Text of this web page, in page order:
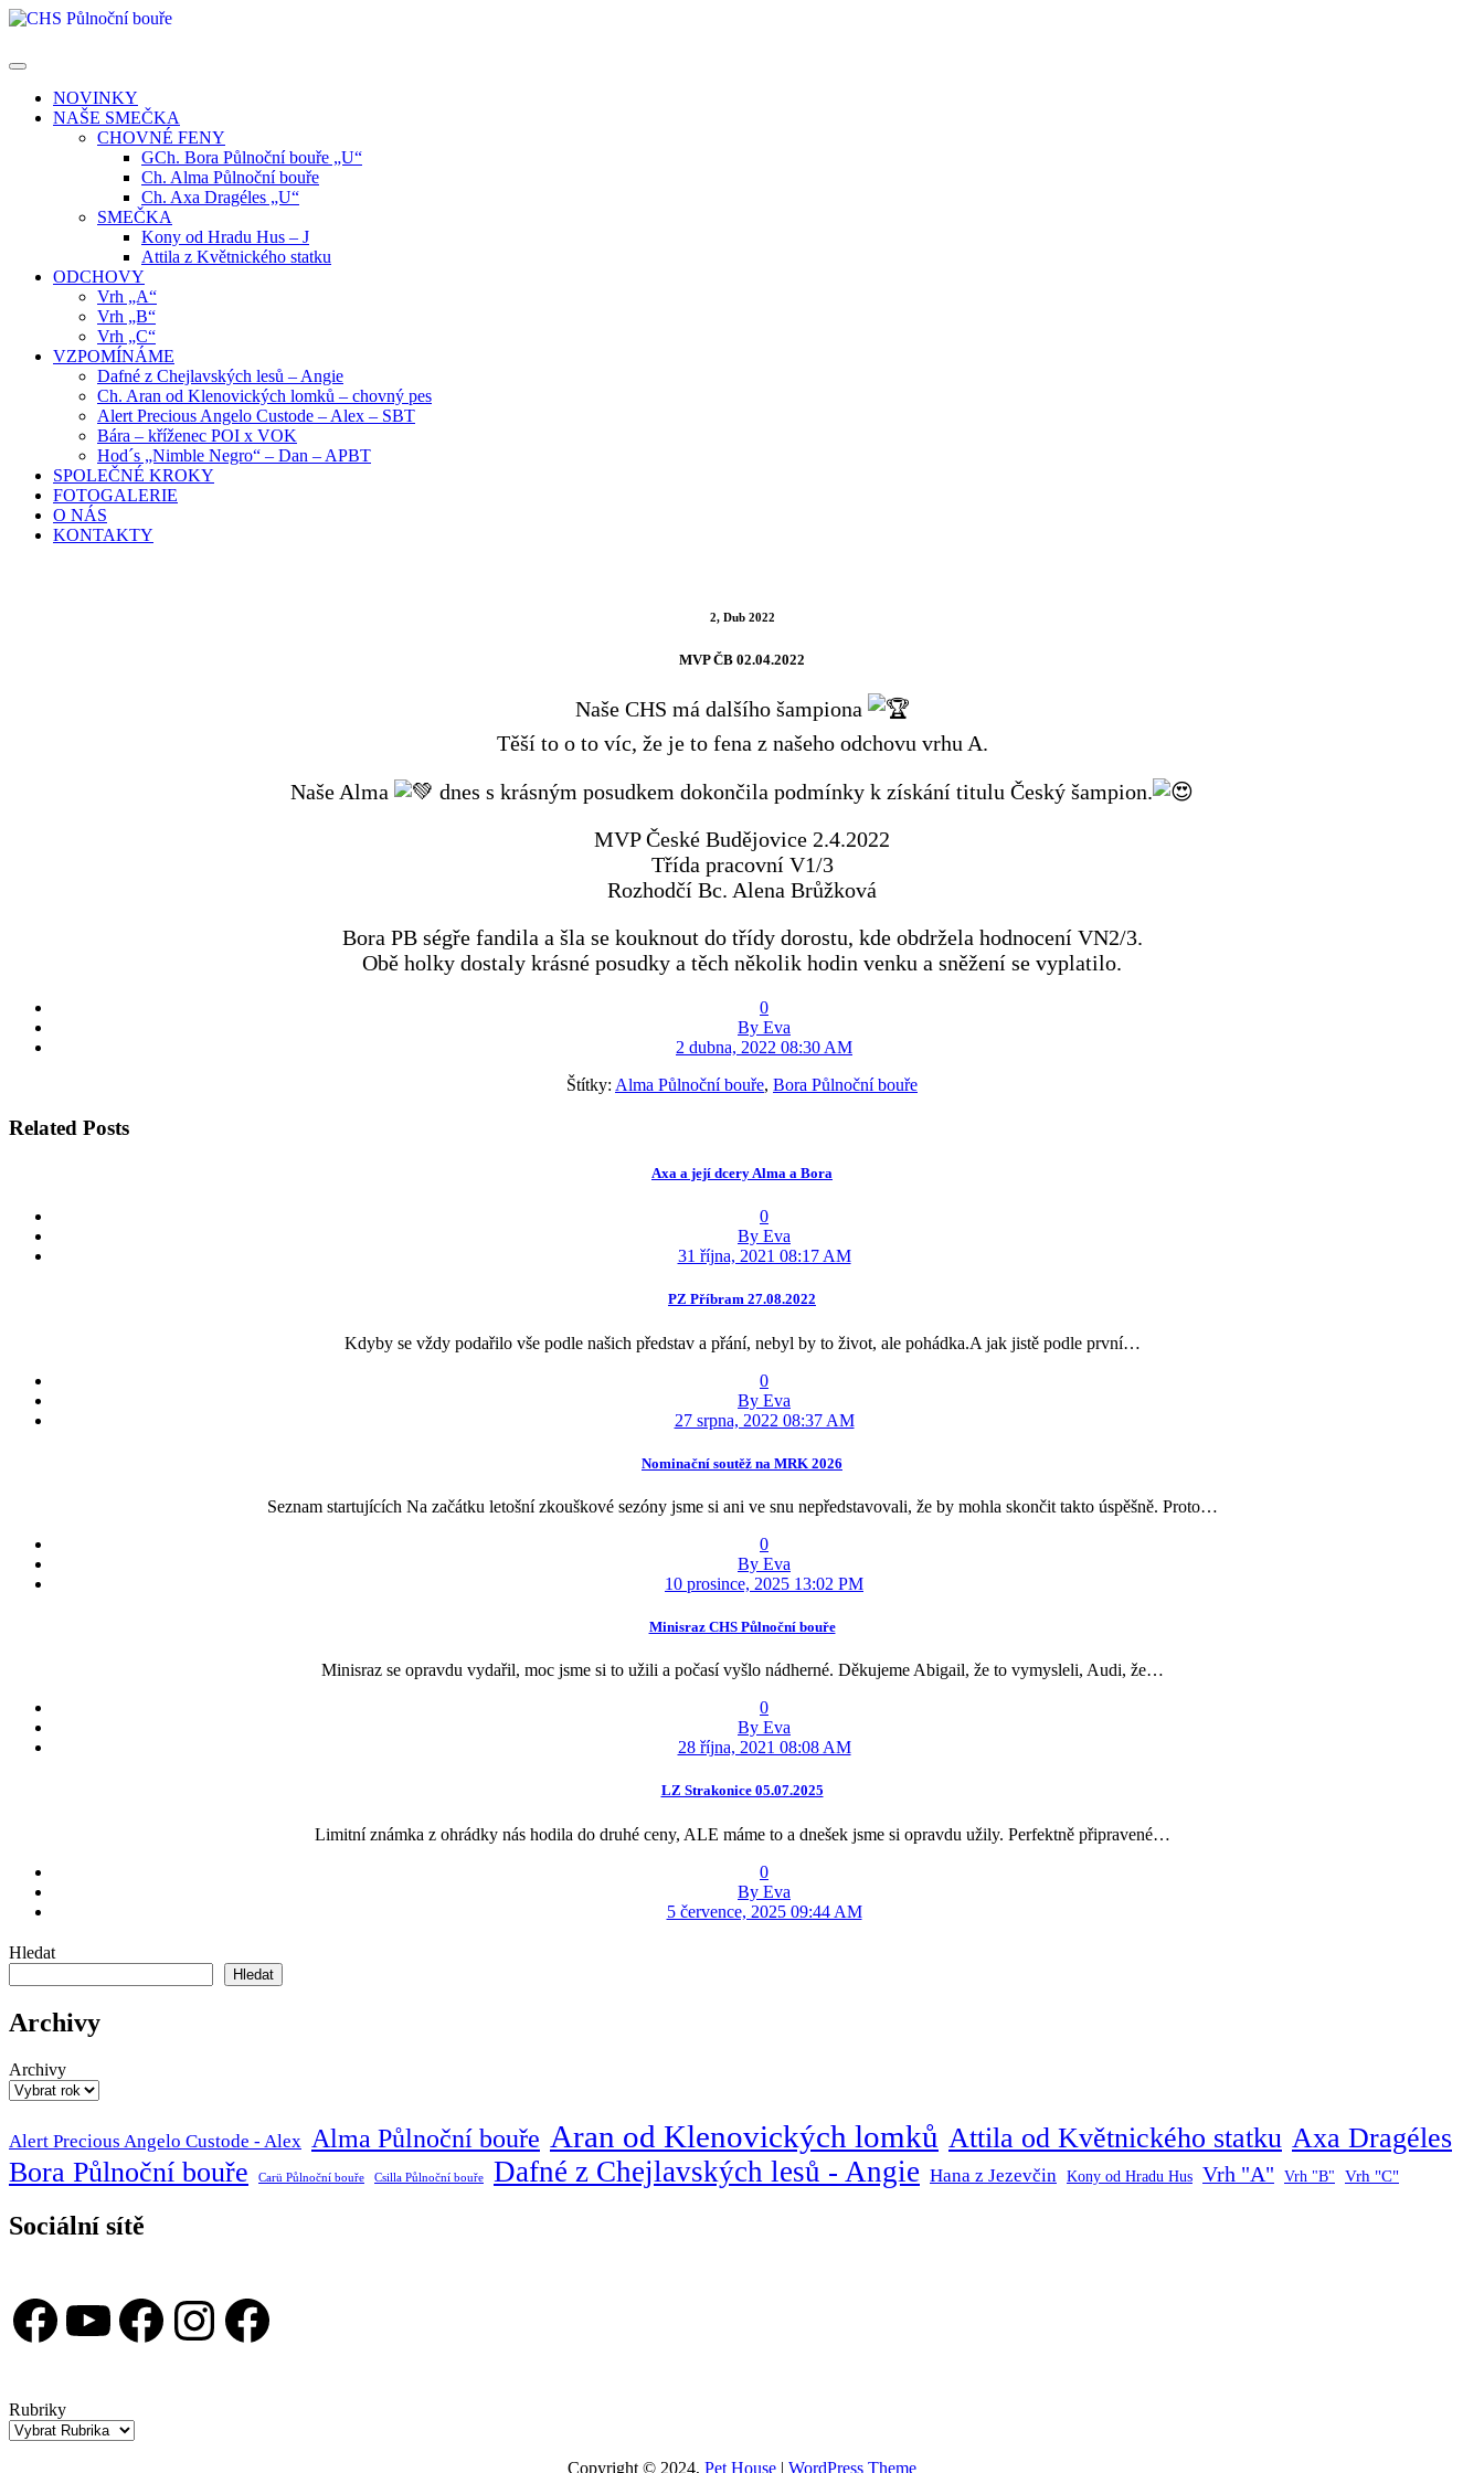
Skip
NOVINKY
NAŠE SMEČKA
CHOVNÉ FENY
GCh. Bora Půlnoční bouře „U“
Ch. Alma Půlnoční bouře
Ch. Axa Dragéles „U“
SMEČKA
Kony od Hradu Hus – J
Attila z Květnického statku
ODCHOVY
Vrh „A“
Vrh „B“
Vrh „C“
VZPOMÍNÁME
Dafné z Chejlavských lesů – Angie
Ch. Aran od Klenovických lomků – chovný pes
Alert Precious Angelo Custode – Alex – SBT
Bára – kříženec POI x VOK
Hod´s „Nimble Negro“ – Dan – APBT
SPOLEČNÉ KROKY
FOTOGALERIE
O NÁS
KONTAKTY
2, Dub 2022
MVP ČB 02.04.2022
Naše CHS má dalšího šampiona
Těší to o to víc, že je to fena z našeho odchovu vrhu A.
Naše Alma
dnes s krásným posudkem dokončila podmínky k získání titulu Český šampion.
MVP České Budějovice 2.4.2022
Třída pracovní V1/3
Rozhodčí Bc. Alena Brůžková
Bora PB ségře fandila a šla se kouknout do třídy dorostu, kde obdržela hodnocení VN2/3.
Obě holky dostaly krásné posudky a těch několik hodin venku a sněžení se vyplatilo.
0
By Eva
2 dubna, 2022 08:30 AM
Štítky: Alma Půlnoční bouře, Bora Půlnoční bouře
Related Posts
Axa a její dcery Alma a Bora
0
By Eva
31 října, 2021 08:17 AM
PZ Příbram 27.08.2022
Kdyby se vždy podařilo vše podle našich představ a přání, nebyl by to život, ale pohádka.A jak jistě podle první…
0
By Eva
27 srpna, 2022 08:37 AM
Nominační soutěž na MRK 2026
Seznam startujících Na začátku letošní zkouškové sezóny jsme si ani ve snu nepředstavovali, že by mohla skončit takto úspěšně. Proto…
0
By Eva
10 prosince, 2025 13:02 PM
Minisraz CHS Půlnoční bouře
Minisraz se opravdu vydařil, moc jsme si to užili a počasí vyšlo nádherné. Děkujeme Abigail, že to vymysleli, Audi, že…
0
By Eva
28 října, 2021 08:08 AM
LZ Strakonice 05.07.2025
Limitní známka z ohrádky nás hodila do druhé ceny, ALE máme to a dnešek jsme si opravdu užily. Perfektně připravené…
0
By Eva
5 července, 2025 09:44 AM
Hledat
Hledat
Archivy
Archivy
Alert Precious Angelo Custode - Alex Alma Půlnoční bouře Aran od Klenovických lomků Attila od Květnického statku Axa Dragéles
Bora Půlnoční bouře
Carü Půlnoční bouře Csilla Půlnoční bouře Dafné z Chejlavských lesů - Angie Hana z Jezevčin Kony od Hradu Hus Vrh "A" Vrh "B" Vrh "C"
Sociální sítě
Facebook
YouTube
Facebook
Instagram
Facebook
Rubriky
Copyright © 2024, Pet House | WordPress Theme